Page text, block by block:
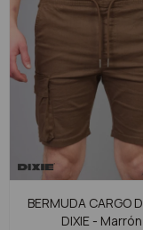
BERMUDA CARGO
DIXIE - Marrón